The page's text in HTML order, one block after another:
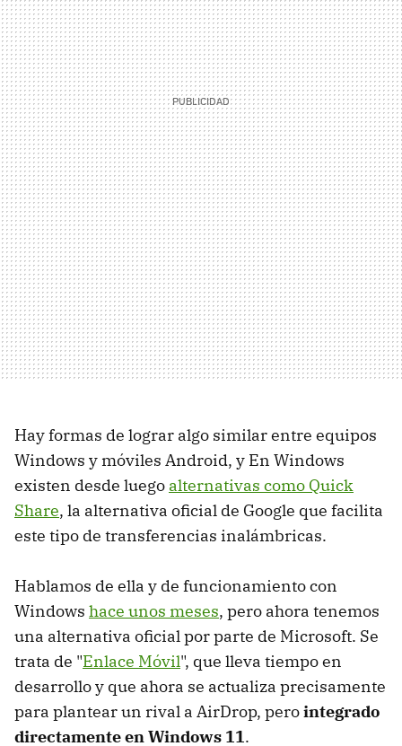
Hay formas de lograr algo similar entre equipos
Windows y móviles Android, y En Windows
existen desde luego alternativas como Quick
Share, la alternativa oficial de Google que facilita
este tipo de transferencias inalámbricas.
Hablamos de ella y de funcionamiento con
Windows hace unos meses, pero ahora tenemos
una alternativa oficial por parte de Microsoft. Se
trata de "Enlace Móvil", que lleva tiempo en
desarrollo y que ahora se actualiza precisamente
para plantear un rival a AirDrop, perointegrado
directamente en Windows 11.